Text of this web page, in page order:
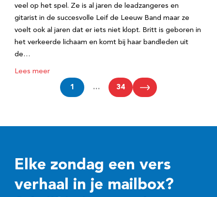
veel op het spel. Ze is al jaren de leadzangeres en
gitarist in de succesvolle Leif de Leeuw Band maar ze
voelt ook al jaren dat er iets niet klopt. Britt is geboren in
het verkeerde lichaam en komt bij haar bandleden uit
de…
Lees meer
1 … 34
Elke zondag een vers
verhaal in je mailbox?